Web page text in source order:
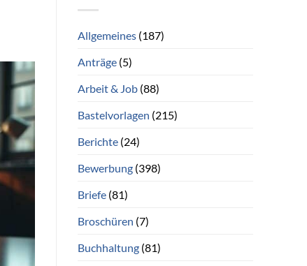
Allgemeines(187)
Anträge(5)
Arbeit & Job(88)
Bastelvorlagen (215)
Berichte(24)
Bewerbung(398)
Briefe(81)
Broschüren (7)
Buchhaltung(81)